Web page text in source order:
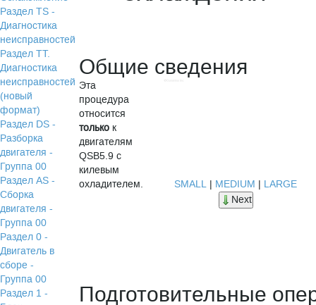
Раздел TS -
Диагностика
неисправностей
Раздел TТ.
Диагностика
неисправностей
(новый
формат)
Раздел DS -
Разборка
двигателя -
Группа 00
Раздел АS -
Сборка
двигателя -
Группа 00
Раздел 0 -
Двигатель в
сборе -
Группа 00
Раздел 1 -
Общие сведения
Эта
процедура
относится
только к
двигателям
QSB5.9 с
килевым
охладителем.
SMALL | MEDIUM | LARGE
Next
Подготовительные